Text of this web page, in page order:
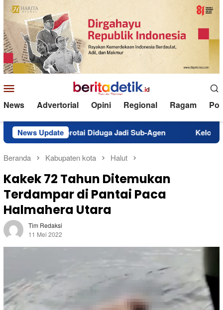
Loncat
ke
konten
Mobile
News Advertorial Opini Regional Ragam
News Update
Diduga Jadi Sub-Agen Kelompok Tani Nita di
Beranda Kabupaten kota Halut
Kakek 72 Tahun Ditemukan
Terdampar di Pantai Paca
Halmahera Utara
Tim Redaksi
11 Mei 2022